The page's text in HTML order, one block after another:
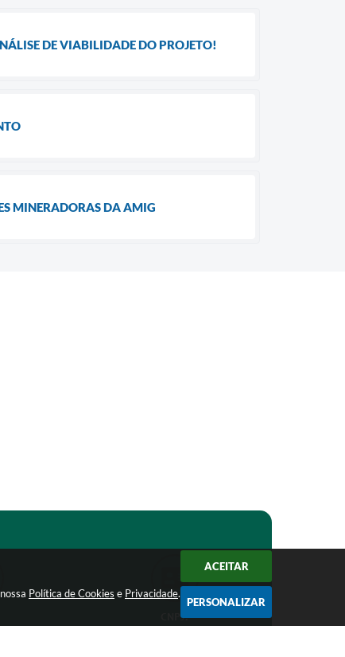
Política de Cookies e Privacidade.
ACEITAR
PERSONALIZAR
DE VIABILIDADE DO PROJETO!
MINERADORAS DA AMIG
CNPJ: